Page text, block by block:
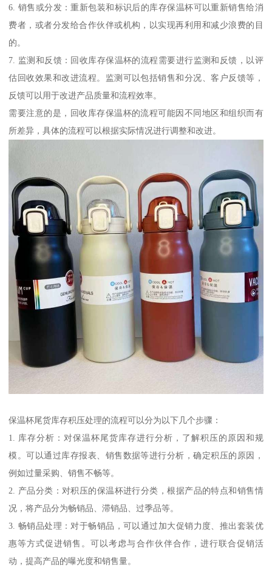
6. 销售或分发：重新包装和标识后的库存保温杯可以重新销售给消
费者，或者分发给合作伙伴或机构，以实现再利用和减少浪费的目
的。
7. 监测和反馈：回收库存保温杯的流程需要进行监测和反馈，以评
估回收效果和改进流程。监测可以包括销售和分况、客户反馈等，
反馈可以用于改进产品质量和流程效率。
需要注意的是，回收库存保温杯的流程可能因不同地区和组织而有
所差异，具体的流程可以根据实际情况进行调整和改进。
保温杯尾货库存积压处理的流程可以分为以下几个步骤：
1. 库存分析：对保温杯尾货库存进行分析，了解积压的原因和规
模。可以通过库存报表、销售数据等进行分析，确定积压的原因，
例如过量采购、销售不畅等。
2. 产品分类：对积压的保温杯进行分类，根据产品的特点和销售情
况，将产品分为畅销品、滞销品、过季品等。
3. 畅销品处理：对于畅销品，可以通过加大促销力度、推出套装优
惠等方式促进销售。可以考虑与合作伙伴合作，进行联合促销活
动，提高产品的曝光度和销售量。